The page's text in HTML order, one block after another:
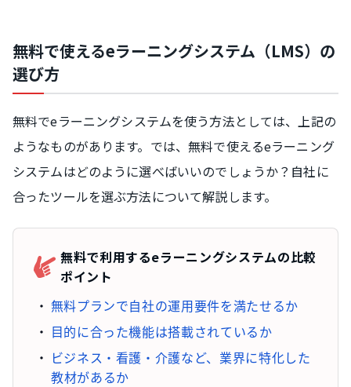
無料で使えるeラーニングシステム（LMS）の
選び方
無料でeラーニングシステムを使う方法としては、上記の
ようなものがあります。では、無料で使えるeラーニング
システムはどのように選べばいいのでしょうか？自社に
合ったツールを選ぶ方法について解説します。
無料で利用するeラーニングシステムの比較
ポイント
無料プランで自社の運用要件を満たせるか
目的に合った機能は搭載されているか
ビジネス・看護・介護など、業界に特化した
教材があるか